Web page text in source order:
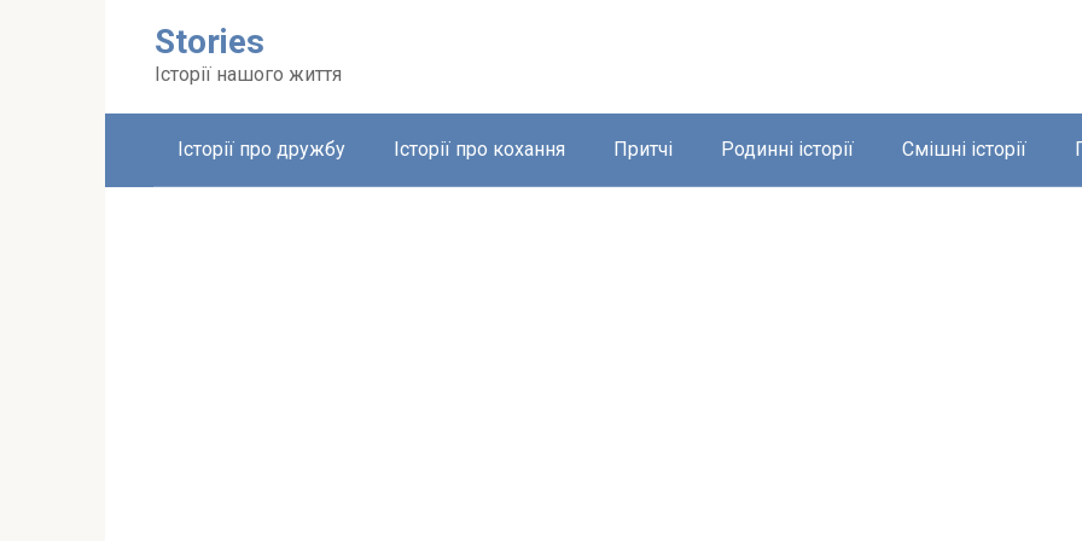
Stories
Історії нашого життя
Історії про дружбу Історії про кохання Притчі Родинні історії Смішні історії